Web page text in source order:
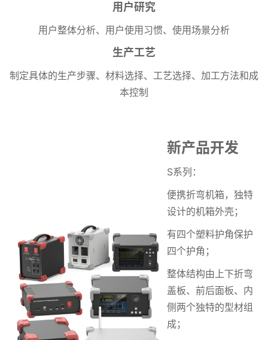
用户研究
用户整体分析、用户使用习惯、使用场景分析
生产工艺
制定具体的生产步骤、材料选择、工艺选择、加工方法和成
本控制
新产品开发
S系列：
便携折弯机箱，独特
设计的机箱外壳；
有四个塑料护角保护
四个护角；
整体结构由上下折弯
盖板、前后面板、内
侧两个独特的型材组
成；